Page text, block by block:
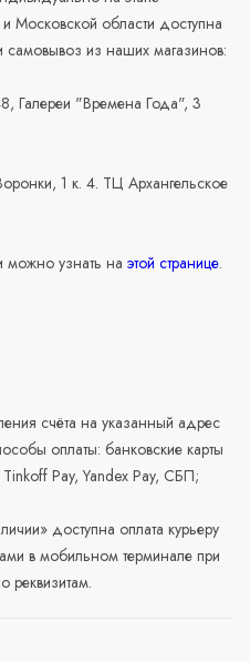
Московской области доступна
самовывоз из наших магазинов:
Галереи "Времена Года", 3
1 к. 4. ТЦ Архангельское
можно узнать на этой странице.
счёта на указанный адрес
оплаты: банковские карты
Pay, Yandex Pay, СБП;
доступна оплата курьеру
в мобильном терминале при
реквизитам.